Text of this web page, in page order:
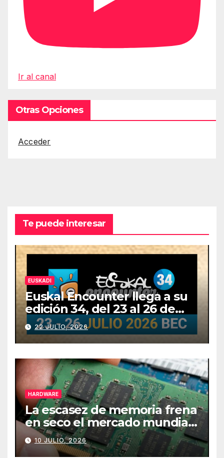
Ir al canal
Otras Opciones
Acceder
Te puede interesar
EUSKADI
Euskal Encounter llega a su
edición 34, del 23 al 26 de
julio
22 JULIO, 2026
HARDWARE
La escasez de memoria frena
en seco el mercado mundial
de PCs
10 JULIO, 2026